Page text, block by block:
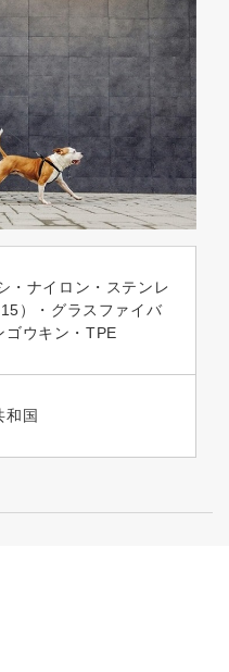
・ナイロン・ステンレ
）・グラスファイバ
ゴウキン・TPE
和国